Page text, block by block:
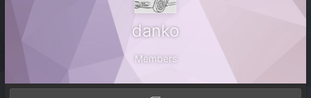
danko
Members